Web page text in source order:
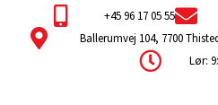
+45 96 17 05 55
Ballerumvej 104, 7700
Lør: